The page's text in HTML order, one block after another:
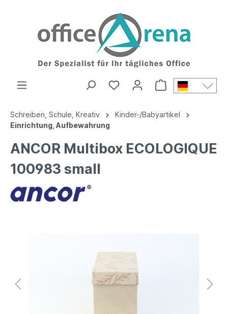
Schreiben, Schule, Kreativ
Kinder-/Babyartikel
Einrichtung, Aufbewahrung
ANCOR Multibox ECOLOGIQUE
100983 small